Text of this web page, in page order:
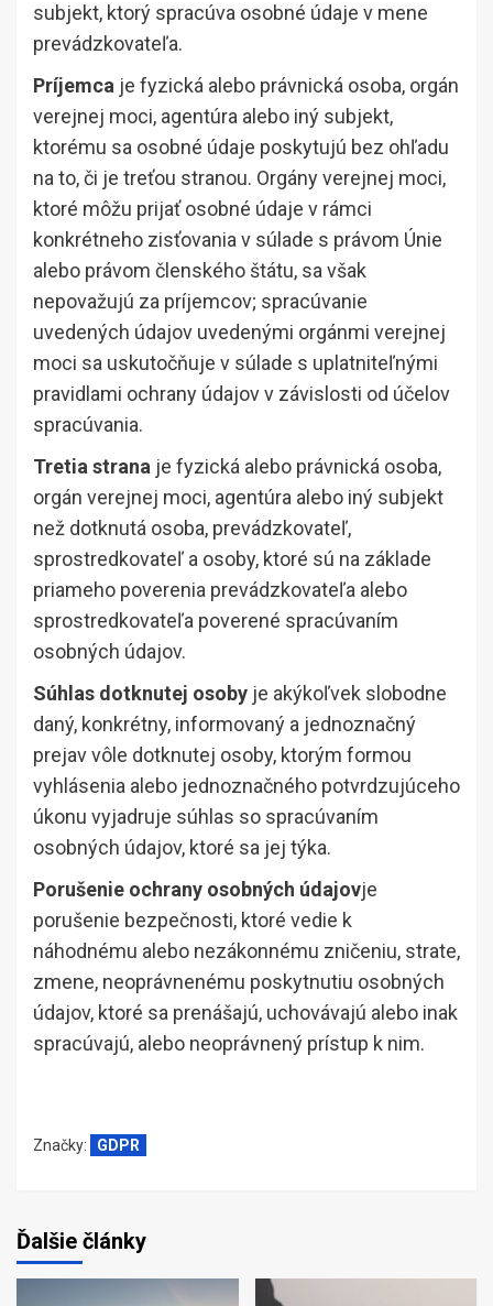
subjekt, ktorý spracúva osobné údaje v mene
prevádzkovateľa.
Príjemca je fyzická alebo právnická osoba, orgán
verejnej moci, agentúra alebo iný subjekt,
ktorému sa osobné údaje poskytujú bez ohľadu
na to, či je treťou stranou. Orgány verejnej moci,
ktoré môžu prijať osobné údaje v rámci
konkrétneho zisťovania v súlade s právom Únie
alebo právom členského štátu, sa však
nepovažujú za príjemcov; spracúvanie
uvedených údajov uvedenými orgánmi verejnej
moci sa uskutočňuje v súlade s uplatniteľnými
pravidlami ochrany údajov v závislosti od účelov
spracúvania.
Tretia strana je fyzická alebo právnická osoba,
orgán verejnej moci, agentúra alebo iný subjekt
než dotknutá osoba, prevádzkovateľ,
sprostredkovateľ a osoby, ktoré sú na základe
priameho poverenia prevádzkovateľa alebo
sprostredkovateľa poverené spracúvaním
osobných údajov.
Súhlas dotknutej osoby je akýkoľvek slobodne
daný, konkrétny, informovaný a jednoznačný
prejav vôle dotknutej osoby, ktorým formou
vyhlásenia alebo jednoznačného potvrdzujúceho
úkonu vyjadruje súhlas so spracúvaním
osobných údajov, ktoré sa jej týka.
Porušenie ochrany osobných údajovje
porušenie bezpečnosti, ktoré vedie k
náhodnému alebo nezákonnému zničeniu, strate,
zmene, neoprávnenému poskytnutiu osobných
údajov, ktoré sa prenášajú, uchovávajú alebo inak
spracúvajú, alebo neoprávnený prístup k nim.
Značky: GDPR
Ďalšie články